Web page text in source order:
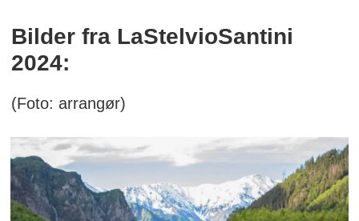
Bilder fra LaStelvioSantini
2024:
(Foto: arrangør)